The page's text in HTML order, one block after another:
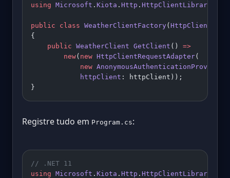
using Microsoft . Kiota . Http . HttpClientLibrary
public class WeatherClientFactory(HttpClient
{
    public
WeatherClient GetClient () =>
        new
( new HttpClientRequestAdapter(
            new
AnonymousAuthenticationProvider
            httpClient
: httpClient));
}
Registre tudo em Program.cs:
// .NET 11
using Microsoft . Kiota . Http . HttpClientLibrary